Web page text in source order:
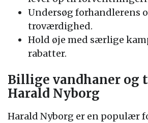
Undersøg forhandlerens
troværdighed.
Hold øje med særlige
rabatter.
Billige vandhaner og
Harald Nyborg
Harald Nyborg er en populær